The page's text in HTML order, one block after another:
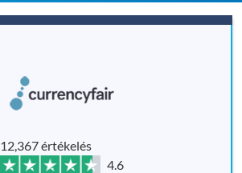
12,367 értékelés
4.6